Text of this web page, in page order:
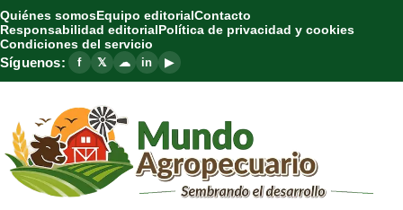
Quiénes somosEquipo editorialContacto
Responsabilidad editorialPolítica de privacidad y cookies
Condiciones del servicio
Síguenos: f 𝕏 ☁ in ▶